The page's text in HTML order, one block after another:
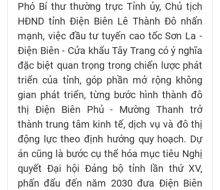
Phó Bí thư thường trực Tỉnh ủy, Chủ tịch
HĐND tỉnh Điện Biên Lê Thành Đô nhấn
mạnh, việc đầu tư tuyến cao tốc Sơn La -
Điện Biên - Cửa khẩu Tây Trang có ý nghĩa
đặc biệt quan trọng trong chiến lược phát
triển của tỉnh, góp phần mở rộng không
gian phát triển, từng bước hình thành đô
thị Điện Biên Phủ - Mường Thanh trở
thành trung tâm kinh tế, dịch vụ và đô thị
động lực theo định hướng quy hoạch. Dự
án cũng là bước cụ thể hóa mục tiêu Nghị
quyết Đại hội Đảng bộ tỉnh lần thứ XV,
phấn đấu đến năm 2030 đưa Điện Biên